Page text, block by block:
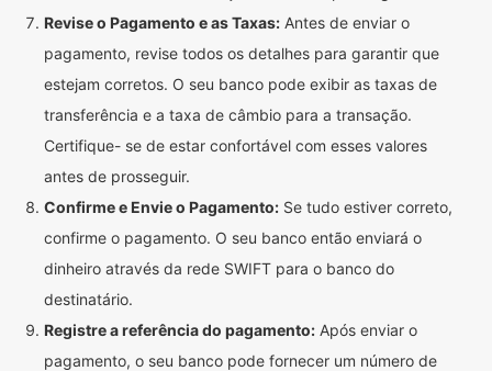
Revise o Pagamento e as Taxas: Antes de enviar o
pagamento, revise todos os detalhes para garantir que
estejam corretos. O seu banco pode exibir as taxas de
transferência e a taxa de câmbio para a transação.
Certifique- se de estar confortável com esses valores
antes de prosseguir.
Confirme e Envie o Pagamento: Se tudo estiver correto,
confirme o pagamento. O seu banco então enviará o
dinheiro através da rede SWIFT para o banco do
destinatário.
Registre a referência do pagamento: Após enviar o
pagamento, o seu banco pode fornecer um número de